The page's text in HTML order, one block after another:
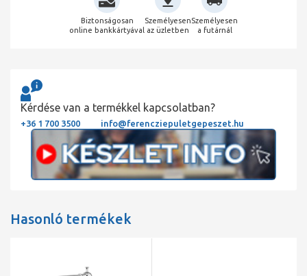
Biztonságosan
online bankkártyával
Személyesen
az üzletben
Személyesen
a futárnál
Kérdése van a termékkel kapcsolatban?
+36 1 700 3500 info@ferencziepuletgepeszet.hu
Hasonló termékek